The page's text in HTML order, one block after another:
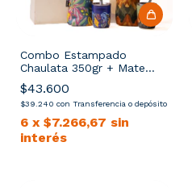
Combo Estampado
Chaulata 350gr + Mate
Perseo Acero
$43.600
$39.240 con Transferencia o depósito
6 x $7.266,67 sin
interés